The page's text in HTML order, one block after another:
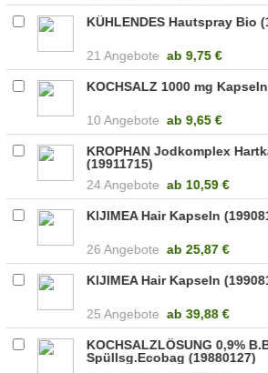
KÜHLENDES Hautspray Bio
21 Angebote ab 9,75 €
KOCHSALZ 1000 mg
10 Angebote ab 9,65 €
KROPHAN Jodkomplex
(19911715)
24 Angebote ab 10,59 €
KIJIMEA Hair Kapseln
26 Angebote ab 25,87 €
KIJIMEA Hair Kapseln
25 Angebote ab 39,88 €
KOCHSALZLÖSUNG 0,9%
Spüllsg.Ecobag (19880127)